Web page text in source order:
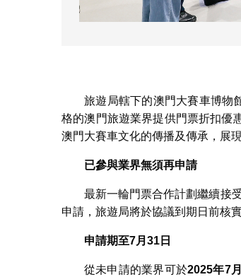
旅遊局轄下的澳門大賽車博物
格的澳門旅遊業界提供門票折扣優
澳門大賽車文化的傳播及傳承，展
已參與業界無須再申請
最新一輪門票合作計劃繼續接
申請，旅遊局將於協議到期日前核
申請期至7月 31 日
從未申請的業界可於2025年7月